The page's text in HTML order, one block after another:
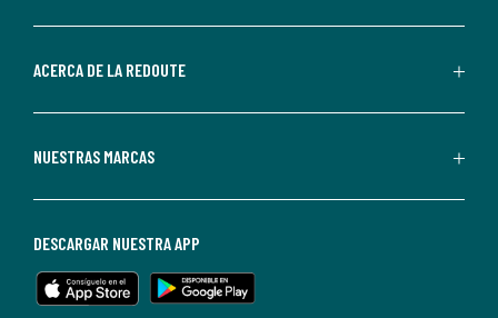
parte
Redoute.
de
en
cualquier
ACERCA DE LA REDOUTE
NUESTRAS MARCAS
DESCARGAR NUESTRA APP